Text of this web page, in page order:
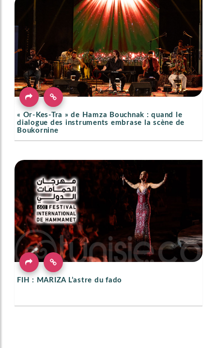
« Or-Kes-Tra » de Hamza Bouchnak : quand le
dialogue des instruments embrase la scène de
Boukornine
FIH : MARIZA L’astre du fado